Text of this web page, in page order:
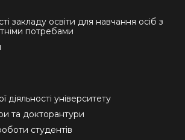
закладу освіти для навчання осіб з
потребами
діяльності університету
та докторантури
студентів